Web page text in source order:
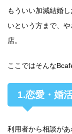
もういい加減結婚
いという方まで、
店。
ここではそんな
1.恋愛・婚
利用者から相談があ